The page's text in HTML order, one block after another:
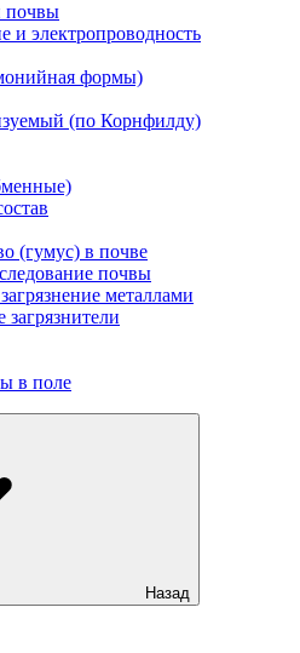
почвы
и электропроводность
формы)
(по Корнфилду)
(гумус) в почве
почвы
металлами
в поле
Назад